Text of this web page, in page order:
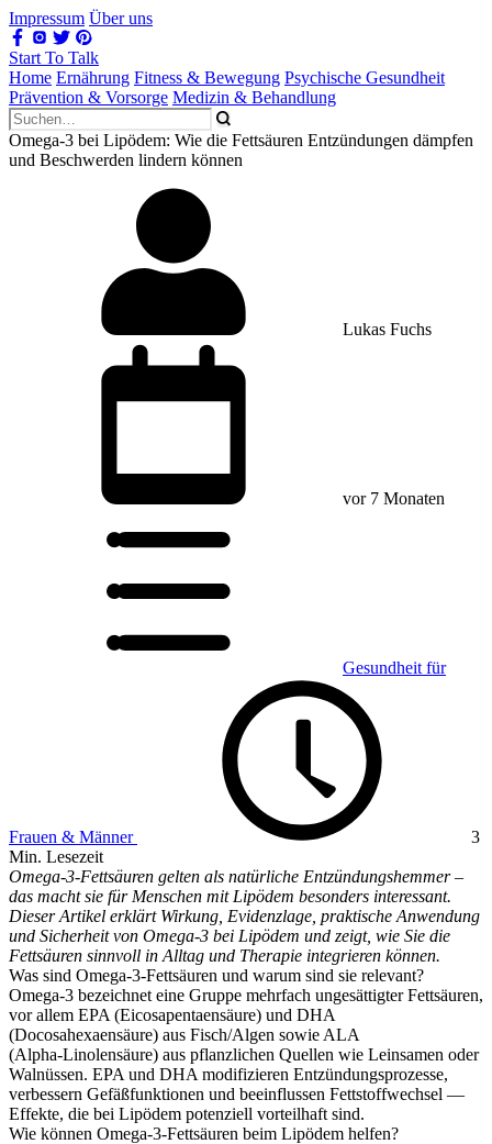
Impressum Über uns
Start To Talk
Home Ernährung Fitness & Bewegung Psychische Gesundheit
Prävention & Vorsorge Medizin & Behandlung
Omega‑3 bei Lipödem: Wie die Fettsäuren Entzündungen dämpfen
und Beschwerden lindern können
Lukas Fuchs
vor 7 Monaten
Gesundheit für
Frauen & Männer
3
Min. Lesezeit
Omega‑3-Fettsäuren gelten als natürliche Entzündungshemmer –
das macht sie für Menschen mit Lipödem besonders interessant.
Dieser Artikel erklärt Wirkung, Evidenzlage, praktische Anwendung
und Sicherheit von Omega‑3 bei Lipödem und zeigt, wie Sie die
Fettsäuren sinnvoll in Alltag und Therapie integrieren können.
Was sind Omega‑3‑Fettsäuren und warum sind sie relevant?
Omega‑3 bezeichnet eine Gruppe mehrfach ungesättigter Fettsäuren,
vor allem EPA (Eicosapentaensäure) und DHA
(Docosahexaensäure) aus Fisch/Algen sowie ALA
(Alpha‑Linolensäure) aus pflanzlichen Quellen wie Leinsamen oder
Walnüssen. EPA und DHA modifizieren Entzündungsprozesse,
verbessern Gefäßfunktionen und beeinflussen Fettstoffwechsel —
Effekte, die bei Lipödem potenziell vorteilhaft sind.
Wie können Omega‑3‑Fettsäuren beim Lipödem helfen?